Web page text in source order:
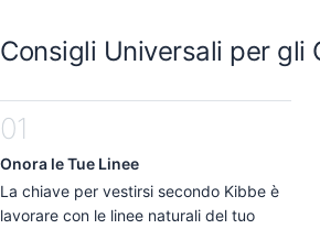
Consigli Universali per gli
01
Onora le Tue Linee
La chiave per vestirsi secondo Kibbe è
lavorare con le linee naturali del tuo